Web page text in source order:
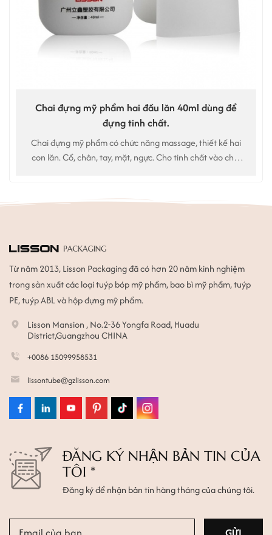
Chai đựng mỹ phẩm hai đầu lăn 40ml dùng để
đựng tinh chất.
Chai đựng mỹ phẩm có chức năng massage, thiết kế hai
con lăn. Cổ, chân, tay, mặt, ngực. Cho tinh chất vào chai
Từ năm 2013, Lisson Packaging đã có hơn 20 năm kinh nghiệm
trong sản xuất các loại tuýp bóp mỹ phẩm, bao bì mỹ phẩm, tuýp
PE, tuýp ABL và hộp đựng mỹ phẩm.
Lisson Mansion , No.2-36 Yongfa Road, Huadu
District,Guangzhou CHINA
+0086 15099958531
lissontube@gzlisson.com
ĐĂNG KÝ NHẬN BẢN TIN CỦA
TÔI *
Đăng ký để nhận bản tin hàng tháng của chúng tôi.